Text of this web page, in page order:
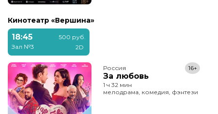
Кинотеатр «Вершина»
18:45
Зал №3
500 руб.
2D
Россия
За любовь
16+
1 ч 32 мин
мелодрама, комедия, фэнтези